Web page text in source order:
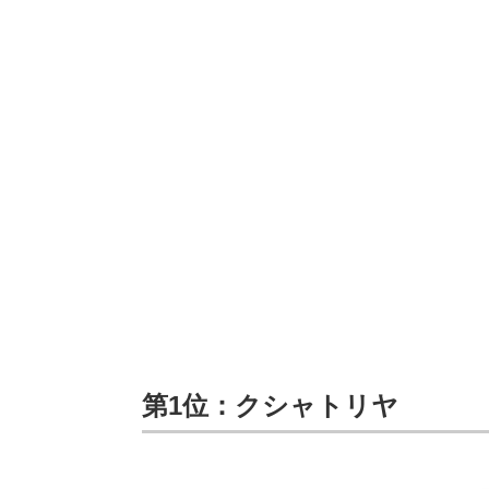
第1位：クシャトリヤ